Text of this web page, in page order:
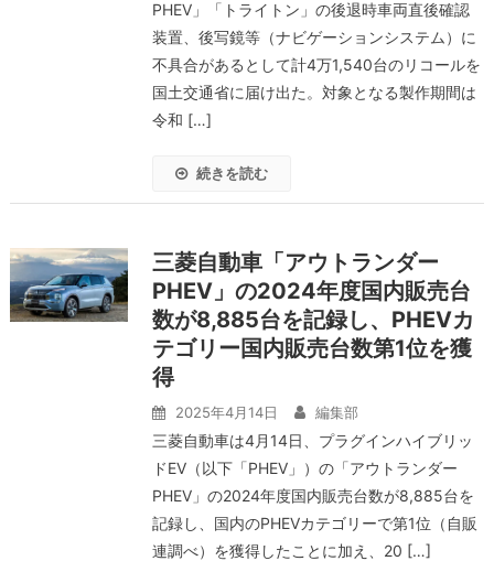
PHEV」「トライトン」の後退時車両直後確認
装置、後写鏡等（ナビゲーションシステム）に
不具合があるとして計4万1,540台のリコールを
国土交通省に届け出た。対象となる製作期間は
令和 […]
続きを読む
三菱自動車「アウトランダー
PHEV」の2024年度国内販売台
数が8,885台を記録し、PHEVカ
テゴリー国内販売台数第1位を獲
得
2025年4月14日 編集部
三菱自動車は4月14日、プラグインハイブリッ
ドEV（以下「PHEV」）の「アウトランダー
PHEV」の2024年度国内販売台数が8,885台を
記録し、国内のPHEVカテゴリーで第1位（自販
連調べ）を獲得したことに加え、20 […]